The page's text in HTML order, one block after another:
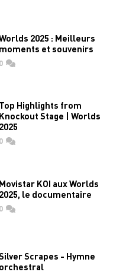
2025 : Meilleurs
moments et souvenirs
0commentaires
Top Highlights from
Knockout Stage | Worlds
2025
0commentaires
Movistar KOI aux Worlds
2025, le documentaire
0commentaires
Scrapes - Hymne
orchestral